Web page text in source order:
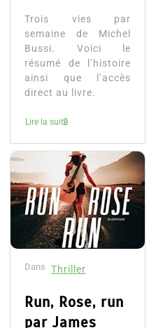
Trois vies par
semaine de Michel
Bussi. Voici le
résumé de l’histoire
ainsi que l’accès
direct au livre.
Lire la suite
Dans Thriller
Run, Rose, run
par James